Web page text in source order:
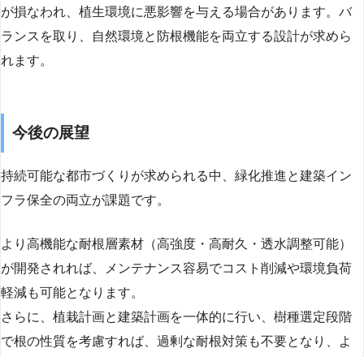
が損なわれ、植生環境に悪影響を与える場合があります。バ
ランスを取り、自然環境と防根機能を両立する設計が求めら
れます。
今後の展望
持続可能な都市づくりが求められる中、緑化推進と建築イン
フラ保全の両立が課題です。
より高機能な耐根層素材（高強度・高耐久・透水調整可能）
が開発されれば、メンテナンス容易でコスト削減や環境負荷
軽減も可能となります。
さらに、植栽計画と建築計画を一体的に行い、樹種選定段階
で根の性質を考慮すれば、過剰な耐根対策も不要となり、よ